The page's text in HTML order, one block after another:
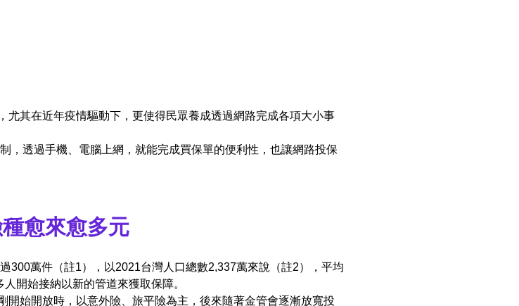
尤其在近年疫情驅動下，更使得民眾養成透過網路完成各項大小事
，透過手機、電腦上網，就能完成買保單的便利性，也讓網路投保
愈來愈多元
300萬件（註1），以2021台灣人口總數2,337萬來說（註2），平均
開始接納以新的管道來獲取保障。
始開放時，以意外險、旅平險為主，後來隨著金管會逐漸放寬投